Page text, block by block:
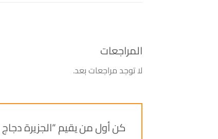
المراجعات
لا توجد مراجعات بعد.
كن أول من يقيم “الجزيرة دجاج